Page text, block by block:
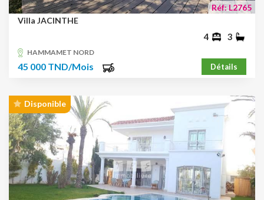
Réf: L2765
Villa JACINTHE
4 3
HAMMAMET NORD
45 000 TND/Mois Détails
Disponible